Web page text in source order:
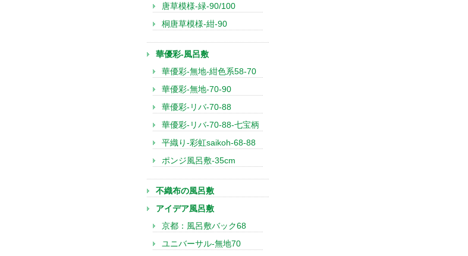
唐草模様-緑-90/100
桐唐草模様-紺-90
華優彩-風呂敷
華優彩-無地-紺色系58-70
華優彩-無地-70-90
華優彩-リバ-70-88
華優彩-リバ-70-88-七宝柄
平織り-彩虹saikoh-68-88
ポンジ風呂敷-35cm
不織布の風呂敷
アイデア風呂敷
京都：風呂敷バック68
ユニバーサル-無地70